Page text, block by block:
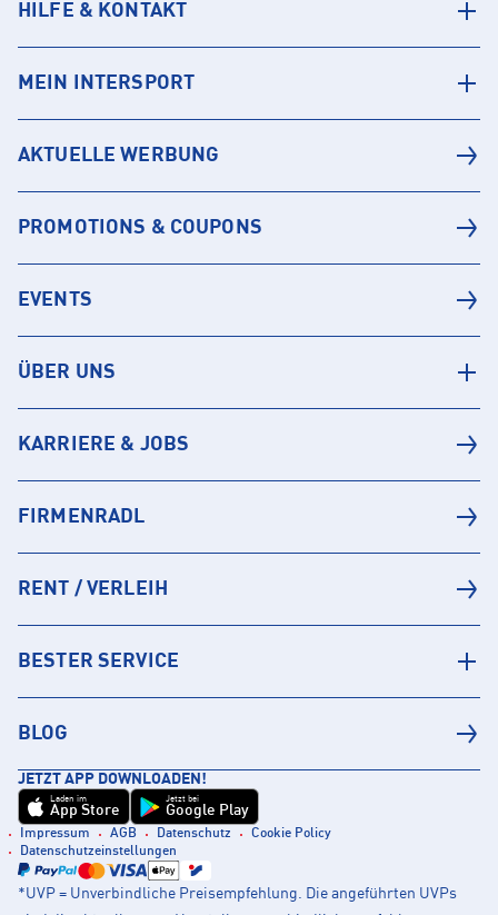
HILFE & KONTAKT
MEIN INTERSPORT
AKTUELLE WERBUNG
PROMOTIONS & COUPONS
EVENTS
ÜBER UNS
KARRIERE & JOBS
FIRMENRADL
RENT / VERLEIH
BESTER SERVICE
BLOG
JETZT APP DOWNLOADEN!
Laden im
App Store
Jetzt bei
Google Play
Impressum AGB Datenschutz
Cookie Policy
Datenschutzeinstellungen
*UVP = Unverbindliche Preisempfehlung. Die angeführten UVPs